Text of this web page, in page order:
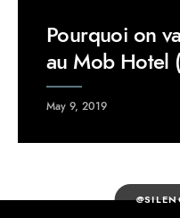
Pourquoi on
au Mob Hotel
May 9, 2019